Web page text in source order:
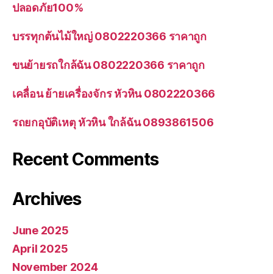
ปลอดภัย100%
บรรทุกต้นไม้ใหญ่ 0802220366 ราคาถูก
ขนย้ายรถใกล้ฉัน 0802220366 ราคาถูก
เคลื่อน ย้ายเครื่องจักร หัวหิน 0802220366
รถยกอุบัติเหตุ หัวหิน ใกล้ฉัน 0893861506
Recent Comments
Archives
June 2025
April 2025
November 2024